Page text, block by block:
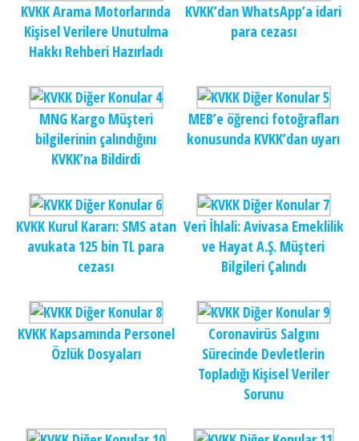
KVKK Arama Motorlarında
Kişisel Verilere Unutulma
Hakkı Rehberi Hazırladı
KVKK’dan WhatsApp’a idari
para cezası
MNG Kargo Müşteri
bilgilerinin çalındığını
KVKK’na Bildirdi
MEB’e öğrenci fotoğrafları
konusunda KVKK’dan uyarı
KVKK Kurul Kararı: SMS atan
avukata 125 bin TL para
cezası
Veri İhlali: Avivasa Emeklilik
ve Hayat A.Ş. Müşteri
Bilgileri Çalındı
KVKK Kapsamında Personel
Özlük Dosyaları
Coronavirüs Salgını
Sürecinde Devletlerin
Topladığı Kişisel Veriler
Sorunu